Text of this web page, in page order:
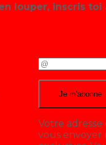
louper, inscris toi
Votre
vous